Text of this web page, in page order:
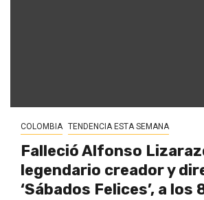
COLOMBIA TENDENCIA ESTA SEMANA
Falleció Alfonso
legendario creador y
‘Sábados Felices’, a los